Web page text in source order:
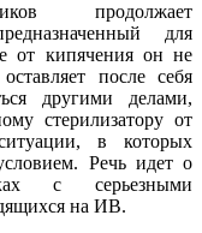
продолжает
для
от кипячения он не
после себя
другими делами,
стерилизатору от
в которых
Речь идет о
с серьезными
на ИВ.